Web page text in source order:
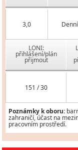
3,0 Denní
LONI:
přihlášení/plán
přijmout
151 / 30
Poznámky k oboru:
zahraničí, účast na
pracovním prostředí.